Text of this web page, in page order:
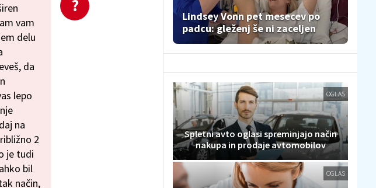
vam
delu
da
lepo
na
2
je tudi
bil
način,
Lindsey Vonn pet mesecev po
padcu: gleženj še ni zaceljen
OGLAS
Spletni avto oglasi spreminjajo način
nakupa in prodaje avtomobilov
OGLAS